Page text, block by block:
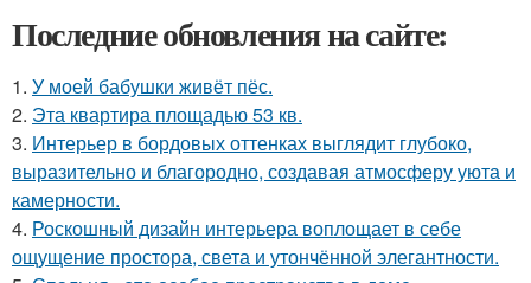
Последние обновления на сайте:
1. У моей бабушки живёт пёс.
2. Эта квартира площадью 53 кв.
3. Интерьер в бордовых оттенках выглядит глубоко,
выразительно и благородно, создавая атмосферу уюта и
камерности.
4. Роскошный дизайн интерьера воплощает в себе
ощущение простора, света и утончённой элегантности.